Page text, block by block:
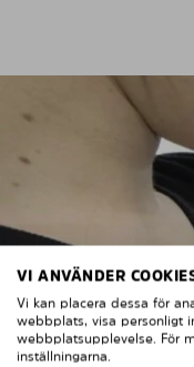
VI ANVÄNDER
Vi kan placera dessa för
webbplats, visa personligt
webbplatsupplevelse. För
inställningarna.